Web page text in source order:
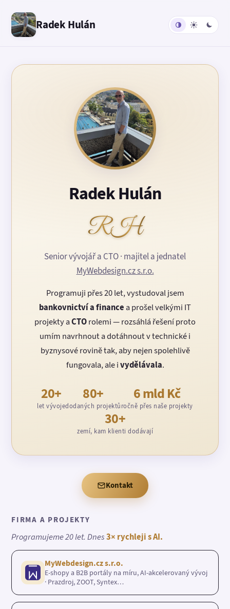
Radek Hulán
Radek Hulán
RH
Senior vývojář a CTO · majitel a jednatel
MyWebdesign.cz s.r.o.
Programuji přes 20 let, vystudoval jsem
bankovnictví a finance a prošel velkými IT
projekty aCTOrolemi — rozsáhlá řešení proto
umím navrhnout a dotáhnout v technické i
byznysové rovině tak, aby nejen spolehlivě
fungovala, ale ivydělávala.
20+
let vývoje
80+
dodaných projektů
6 mld Kč
ročně přes naše projekty
30+
zemí, kam klienti dodávají
Kontakt
FIRMA A PROJEKTY
Programujeme 20 let. Dnes3× rychleji s AI.
MyWebdesign.cz s.r.o.
E-shopy a B2B portály na míru, AI-akcelerovaný vývoj
· Prazdroj, ZOOT, Syntex…